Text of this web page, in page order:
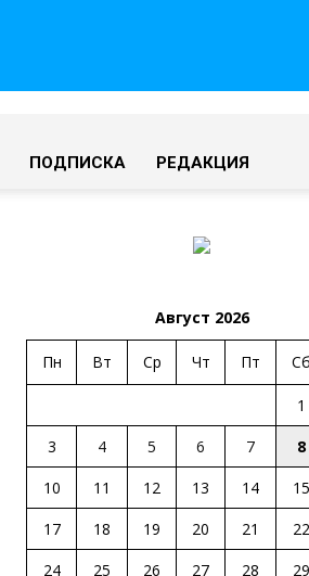
ПОДПИСКА РЕДАКЦИЯ
Август 2026
Пн Вт Ср Чт Пт Сб
1
3
4 5 6 7 8
10
11 12 13 14 15
17
18 19 20 21 22
24
25 26 27 28 29